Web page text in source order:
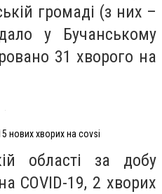
громаді (з них –
у Бучанському
31 хворого на
нових хворих на covsi
області за добу
COVID-19, 2 хворих